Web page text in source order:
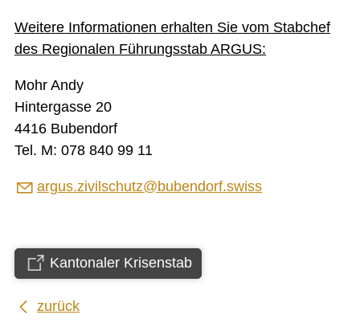
Ruhe und Ordnung
Schädlings-/ Insektenbekämpfung
ENTSORGUNG UND UMWELT
FINANZEN
GEWERBE
GÄSTEBUCH
Weitere Informationen erhalten Sie vom Stabchef
des Regionalen Führungsstab ARGUS:
Mohr Andy
Hintergasse 20
4416 Bubendorf
Tel. M: 078 840 99 11
argus.zivilschutz@bubendorf.swiss
Kantonaler Krisenstab
zurück